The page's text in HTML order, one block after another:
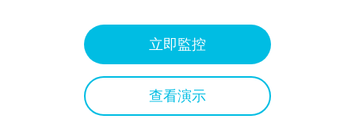
立即監控
查看演示